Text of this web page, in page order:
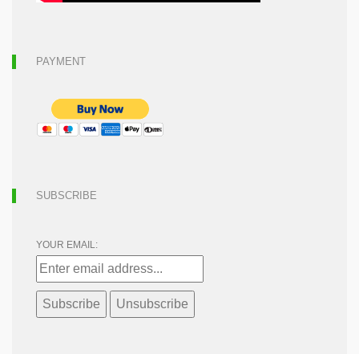
PAYMENT
SUBSCRIBE
YOUR EMAIL: